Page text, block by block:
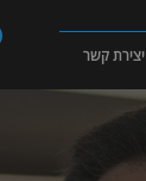
יצירת קשר